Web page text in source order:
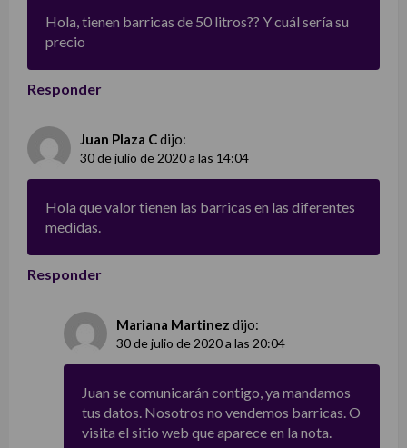
Hola, tienen barricas de 50 litros?? Y cuál sería su
precio
Responder
Juan Plaza Cdijo:
30 de julio de 2020 a las 14:04
Hola que valor tienen las barricas en las diferentes
medidas.
Responder
Mariana Martinez dijo:
30 de julio de 2020 a las 20:04
Juan se comunicarán contigo, ya mandamos
tus datos. Nosotros no vendemos barricas. O
visita el sitio web que aparece en la nota.